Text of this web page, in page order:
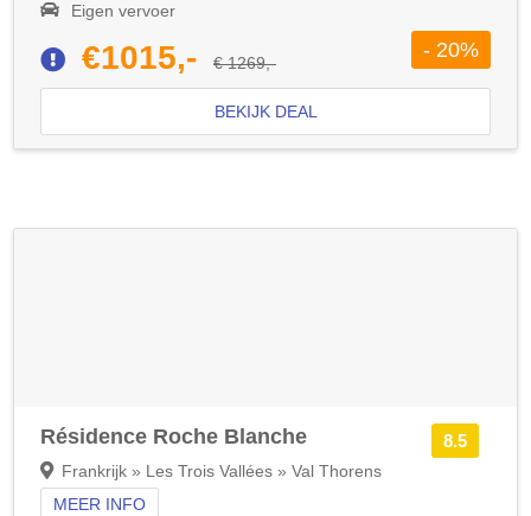
Eigen vervoer
€1015,- € 1269,-
- 20%
BEKIJK DEAL
8.5
Résidence Roche Blanche
Frankrijk » Les Trois Vallées » Val Thorens
MEER INFO